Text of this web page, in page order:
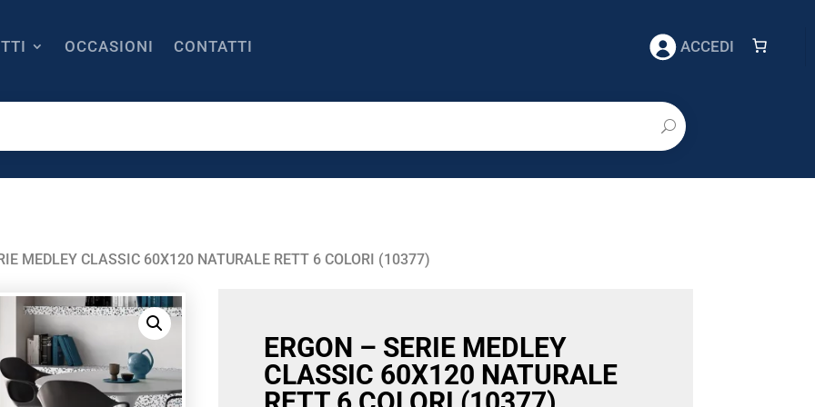
OCCASIONI CONTATTI ACCEDI
MEDLEY CLASSIC 60X120 NATURALE RETT 6 COLORI (10377)
ERGON – SERIE MEDLEY
CLASSIC 60X120 NATURALE